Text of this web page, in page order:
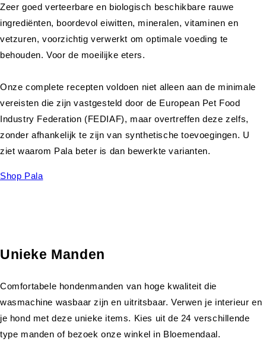
Zeer goed verteerbare en biologisch beschikbare rauwe
ingrediënten, boordevol eiwitten, mineralen, vitaminen en
vetzuren, voorzichtig verwerkt om optimale voeding te
behouden. Voor de moeilijke eters.
Onze complete recepten voldoen niet alleen aan de minimale
vereisten die zijn vastgesteld door de European Pet Food
Industry Federation (FEDIAF), maar overtreffen deze zelfs,
zonder afhankelijk te zijn van synthetische toevoegingen. U
ziet waarom Pala beter is dan bewerkte varianten.
Shop Pala
Unieke Manden
Comfortabele hondenmanden van hoge kwaliteit die
wasmachine wasbaar zijn en uitritsbaar. Verwen je interieur en
je hond met deze unieke items. Kies uit de 24 verschillende
type manden of bezoek onze winkel in Bloemendaal.